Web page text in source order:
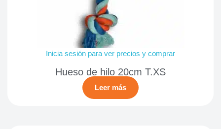
Inicia sesión para ver precios y comprar
Hueso de hilo 20cm T.XS
Leer más